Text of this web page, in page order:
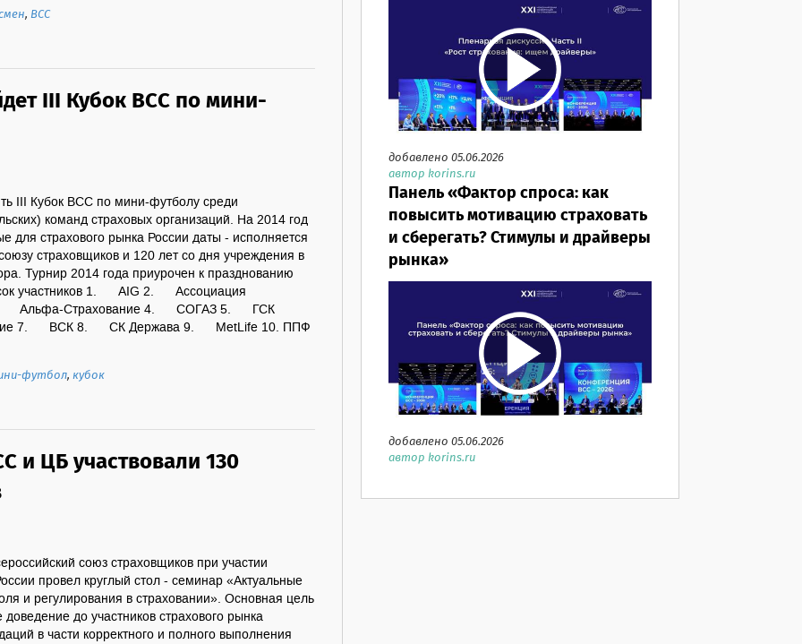
, ВСС
III Кубок ВСС по мини-
III Кубок ВСС по мини-футболу среди
команд страховых организаций. На 2014 год
для страхового рынка России даты - исполняется
страховщиков и 120 лет со дня учреждения в
Турнир 2014 года приурочен к празднованию
участников 1. AIG 2. Ассоциация
3. Альфа-Страхование 4. СОГАЗ 5. ГСК
7. ВСК 8. СК Держава 9. MetLife 10. ППФ
футбол,кубок
и ЦБ участвовали 130
союз страховщиков при участии
провел круглый стол - семинар «Актуальные
и регулирования в страховании». Основная цель
до участников страхового рынка
в части корректного и полного выполнения
добавлено 05.06.2026
автор korins.ru
Панель «Фактор спроса: как
повысить мотивацию страховать
и сберегать? Стимулы и драйверы
рынка»
добавлено 05.06.2026
автор korins.ru